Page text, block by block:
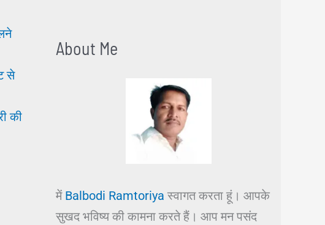
से
की
About Me
में Balbodi Ramtoriya स्वागत करता हूं। आपके
सुखद भविष्य की कामना करते हैं। आप मन पसंद